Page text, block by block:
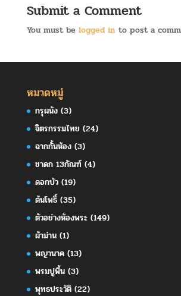
Submit a Comment
You must be logged into post a
หมวดหมู่
กรุผนัง(3)
จิตรกรรมไทย (24)
ฉากกั้นห้อง(3)
ชาดก 13กัณฑ์(4)
ดอกบัว(19)
ต้นโพธิ์(35)
ตัวอย่างห้องพระ(149)
ผ้าม่าน(1)
พญานาค(13)
พรมปูพื้น(3)
พุทธประวัติ(22)